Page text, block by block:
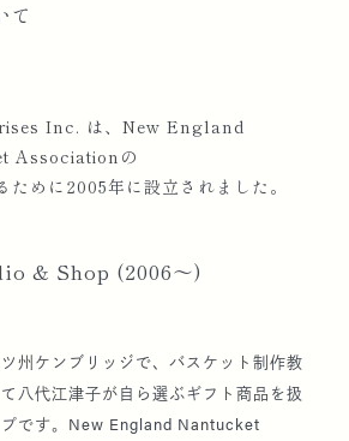
また海をテーマとしたセレクト商品を提
より『時を編む ナンタケットバスケッ
出版。バスケットの歴史、成り立ち、そし
て
Inc. は、New England
Associationの
ために2005年に設立されました。
& Shop (2006～)
州ケンブリッジで、バスケット制作教
八代江津子が自ら選ぶギフト商品を扱
プです。New England Nantucket